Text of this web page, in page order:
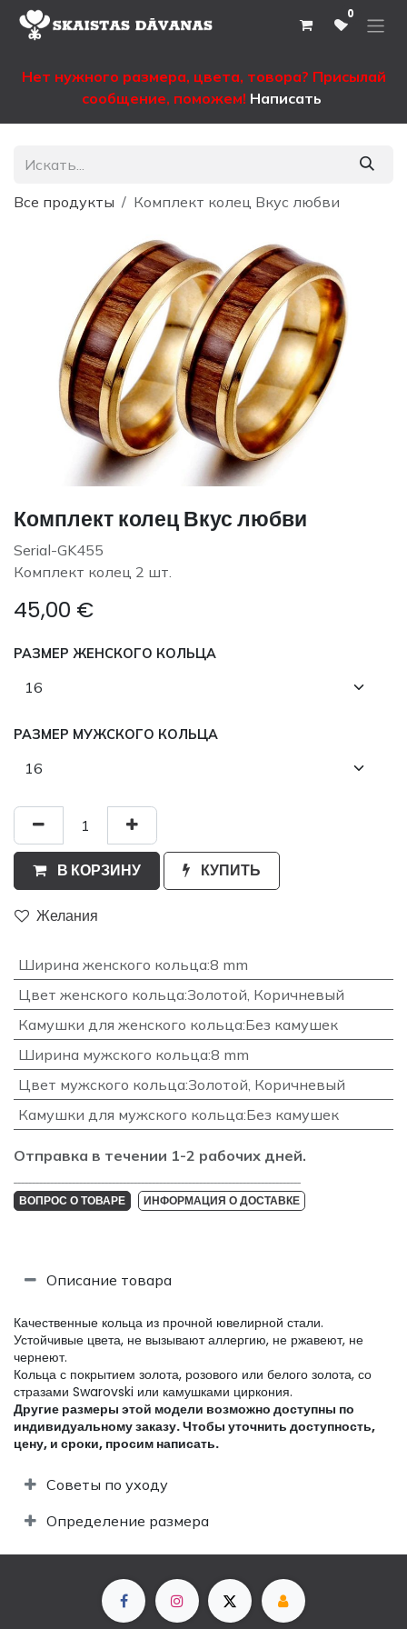
Перейти к содержимому 0
Нет нужного размера, цвета, товора? Присылай
сообщение, поможем! Написать
Все продукты Комплект колец Вкус любви
Комплект колец Вкус любви
Serial-GK455
Комплект колец 2 шт.
45,00 €
РАЗМЕР ЖЕНСКОГО КОЛЬЦА
РАЗМЕР МУЖСКОГО КОЛЬЦА
В КОРЗИНУ КУПИТЬ
Желания
Ширина женского кольца:8 mm
Цвет женского кольца:Золотой, Коричневый
Камушки для женского кольца:Без камушек
Ширина мужского кольца:8 mm
Цвет мужского кольца:Золотой, Коричневый
Камушки для мужского кольца:Без камушек
Отправка в течении 1-2 рабочих дней.
ВОПРОС О ТОВАРЕ ИНФОРМАЦИЯ О ДОСТАВКЕ
Описание товара
Качественные кольца из прочной ювелирной стали.
Устойчивые цвета, не вызывают аллергию, не ржавеют, не
чернеют.
Кольца с покрытием золота, розового или белого золота, со
стразами Swarovski или камушками циркония.
Другие размеры этой модели возможно доступны по
индивидуальному заказу. Чтобы уточнить доступность,
цену, и сроки, просим написать.​
Советы по уходу
Определение размера